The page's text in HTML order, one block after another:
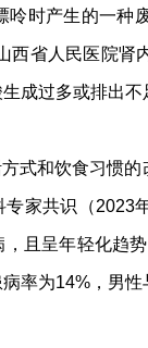
呤时产生的一种
西省人民医院
成过多或排出不
式和饮食习惯
家共识（2023
，且呈年轻化趋
率为14%，男性